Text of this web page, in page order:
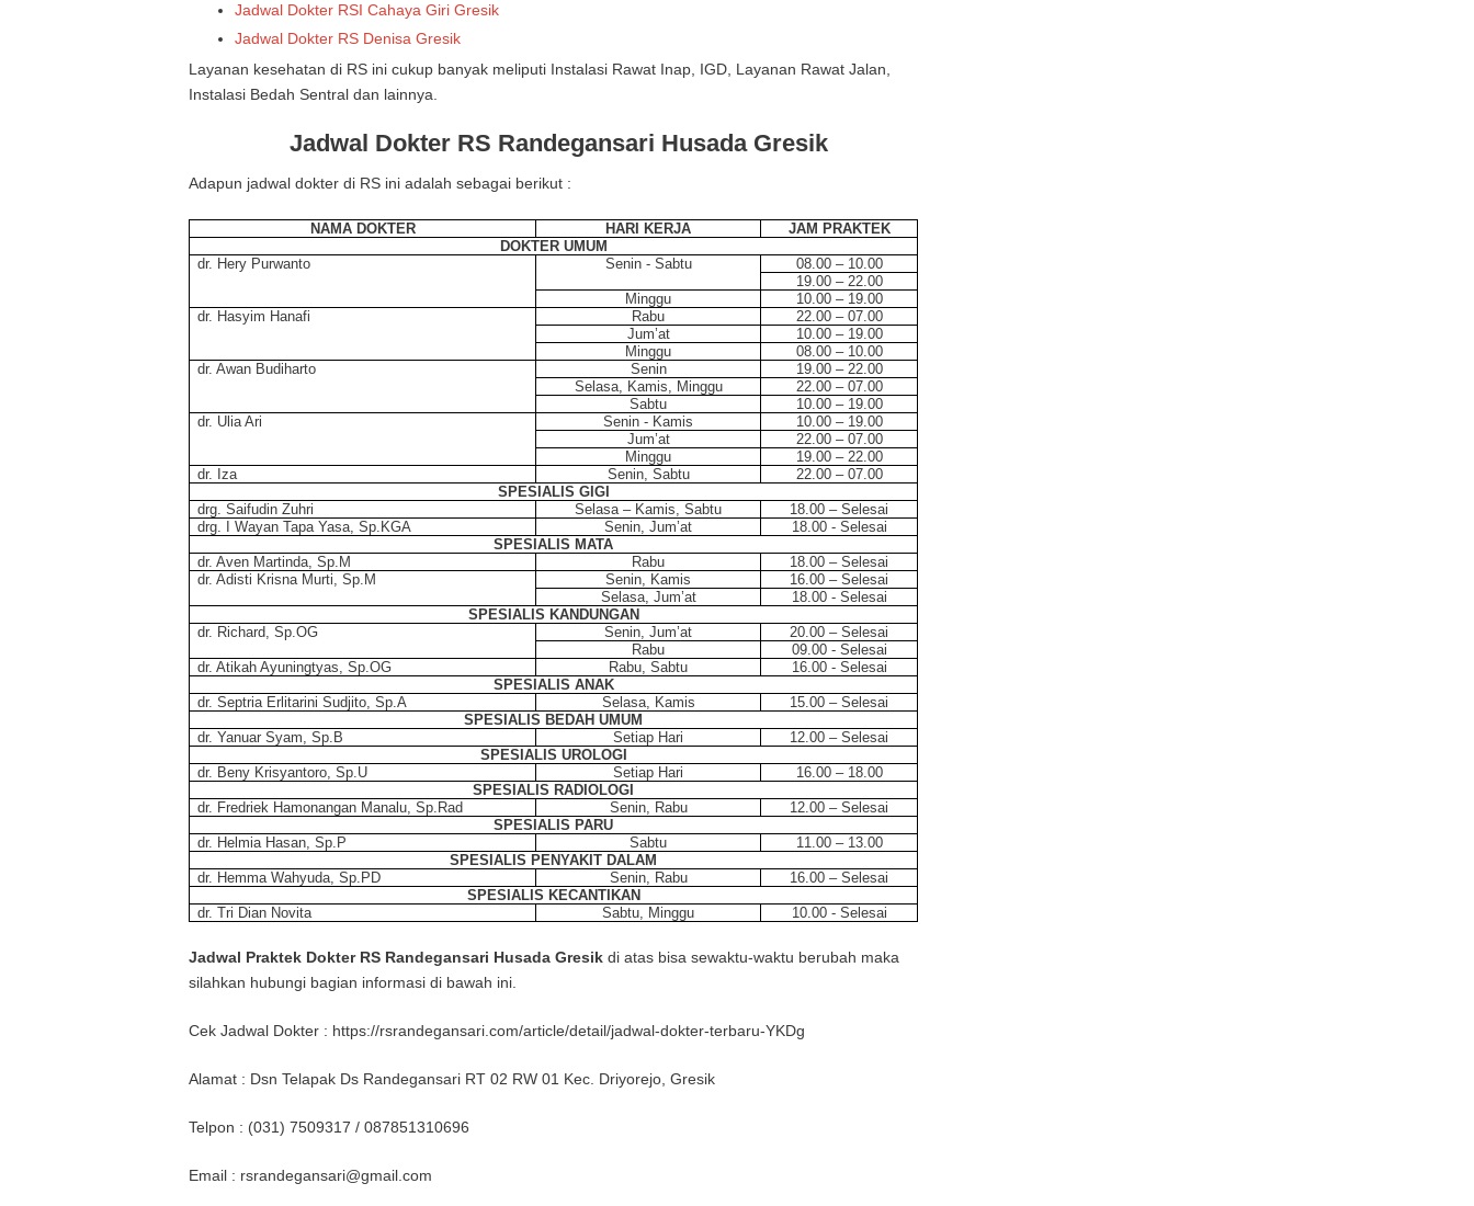
Jadwal Dokter RSI Cahaya Giri Gresik
Jadwal Dokter RS Denisa Gresik
Layanan kesehatan di RS ini cukup banyak meliputi Instalasi Rawat Inap, IGD, Layanan Rawat Jalan,
Instalasi Bedah Sentral dan lainnya.
Jadwal Dokter RS Randegansari Husada Gresik
Adapun jadwal dokter di RS ini adalah sebagai berikut :
NAMA DOKTER HARI KERJA
JAM PRAKTEK
DOKTER UMUM
dr. Hery Purwanto
Senin - Sabtu
08.00 – 10.00
19.00 – 22.00
Minggu
10.00 – 19.00
dr. Hasyim Hanafi
Rabu
22.00 – 07.00
Jum’at
10.00 – 19.00
Minggu
08.00 – 10.00
dr. Awan Budiharto
Senin
19.00 – 22.00
Selasa, Kamis, Minggu
22.00 – 07.00
Sabtu
10.00 – 19.00
dr. Ulia Ari
Senin - Kamis
10.00 – 19.00
Jum’at
22.00 – 07.00
Minggu
19.00 – 22.00
dr. Iza
Senin, Sabtu
22.00 – 07.00
SPESIALIS GIGI
drg. Saifudin Zuhri
Selasa – Kamis, Sabtu
18.00 – Selesai
drg. I Wayan Tapa Yasa, Sp.KGA
Senin, Jum’at
18.00 - Selesai
SPESIALIS MATA
dr. Aven Martinda, Sp.M
Rabu
18.00 – Selesai
dr. Adisti Krisna Murti, Sp.M
Senin, Kamis
16.00 – Selesai
Selasa, Jum’at
18.00 - Selesai
SPESIALIS KANDUNGAN
dr. Richard, Sp.OG
Senin, Jum’at
20.00 – Selesai
Rabu
09.00 - Selesai
dr. Atikah Ayuningtyas, Sp.OG
Rabu, Sabtu
16.00 - Selesai
SPESIALIS ANAK
dr. Septria Erlitarini Sudjito, Sp.A
Selasa, Kamis
15.00 – Selesai
SPESIALIS BEDAH UMUM
dr. Yanuar Syam, Sp.B
Setiap Hari
12.00 – Selesai
SPESIALIS UROLOGI
dr. Beny Krisyantoro, Sp.U
Setiap Hari
16.00 – 18.00
SPESIALIS RADIOLOGI
dr. Fredriek Hamonangan Manalu, Sp.Rad
Senin, Rabu
12.00 – Selesai
SPESIALIS PARU
dr. Helmia Hasan, Sp.P
Sabtu
11.00 – 13.00
SPESIALIS PENYAKIT DALAM
dr. Hemma Wahyuda, Sp.PD
Senin, Rabu
16.00 – Selesai
SPESIALIS KECANTIKAN
dr. Tri Dian Novita
Sabtu, Minggu 10.00 - Selesai
Jadwal Praktek Dokter RS Randegansari Husada Gresik di atas bisa sewaktu-waktu berubah maka
silahkan hubungi bagian informasi di bawah ini.
Cek Jadwal Dokter : https://rsrandegansari.com/article/detail/jadwal-dokter-terbaru-YKDg
Alamat : Dsn Telapak Ds Randegansari RT 02 RW 01 Kec. Driyorejo, Gresik
Telpon : (031) 7509317 / 087851310696
Email : rsrandegansari@gmail.com